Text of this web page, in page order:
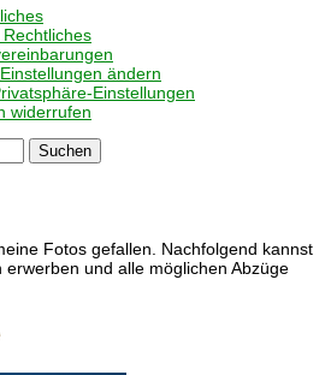
ändern
Einstellungen
widerrufen
Fotos gefallen. Nachfolgend kannst
und alle möglichen Abzüge